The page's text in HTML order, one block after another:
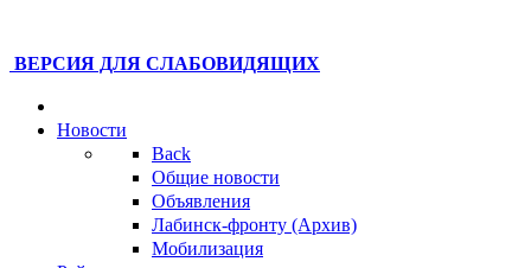
ВЕРСИЯ ДЛЯ СЛАБОВИДЯЩИХ
Новости
Back
Общие новости
Объявления
Лабинск-фронту (Архив)
Мобилизация